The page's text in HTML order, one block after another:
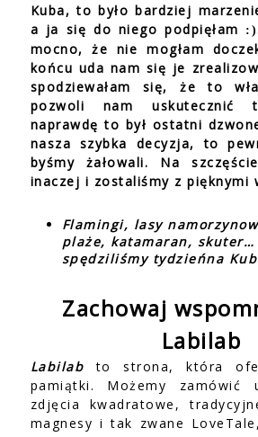
Kuba, to było bardziej
a ja się do niego podpięłam
:)
mocno, że nie mogłam
końcu uda nam się je
spodziewałam się, że to
pozwoli nam uskutecznić
naprawdę to był ostatni
nasza szybka decyzja, to
byśmy żałowali. Na
inaczej i zostaliśmy z pięknymi
Flamingi, lasy
plaże, katamaran, skuter…
spędziliśmy tydzieńna
Zachowaj
Labilab
Labilab to strona, która
pamiątki. Możemy zamówić
zdjęcia kwadratowe,
magnesy i tak zwane